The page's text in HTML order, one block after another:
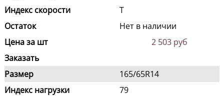
Индекс скорости
T
Остаток
Нет в наличии
Цена за шт
2 503 руб
Заказать
Размер
165/65R14
Индекс нагрузки
79